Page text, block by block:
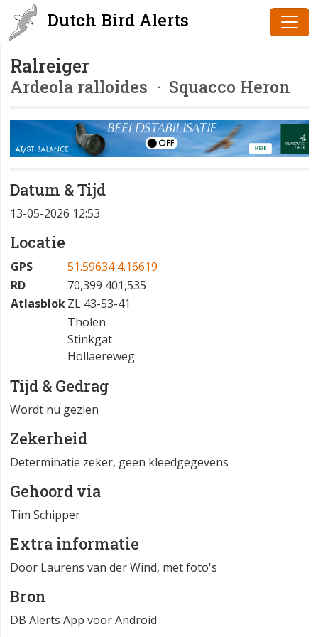
Dutch Bird Alerts
Ralreiger
Ardeola ralloides · Squacco Heron
Datum & Tijd
13-05-2026 12:53
Locatie
GPS
51.59634 4.16619
RD
70,399 401,535
AtlasblokZL 43-53-41
Tholen
Stinkgat
Hollaereweg
Tijd & Gedrag
Wordt nu gezien
Zekerheid
Determinatie zeker, geen kleedgegevens
Gehoord via
Tim Schipper
Extra informatie
Door Laurens van der Wind, met foto's
Bron
DB Alerts App voor Android